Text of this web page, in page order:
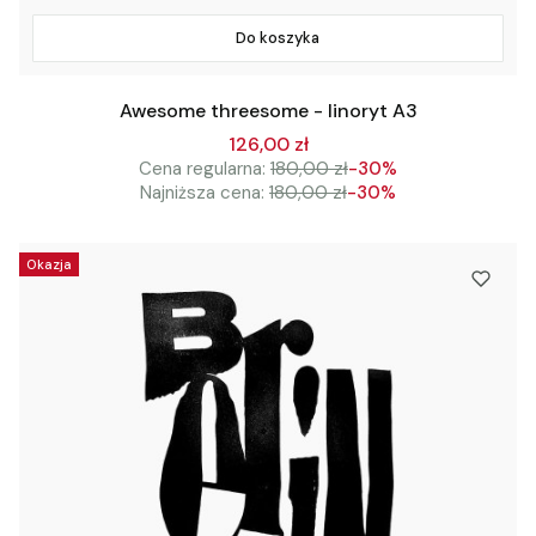
Do koszyka
Awesome threesome - linoryt A3
126,00 zł
Cena regularna: 180,00 zł-30%
Najniższa cena: 180,00 zł-30%
Okazja